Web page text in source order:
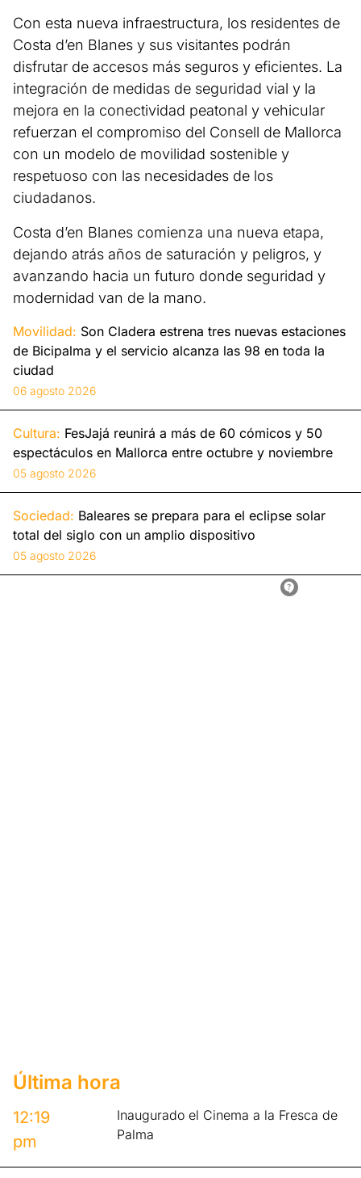
Con esta nueva infraestructura, los residentes de
Costa d’en Blanes y sus visitantes podrán
disfrutar de accesos más seguros y eficientes. La
integración de medidas de seguridad vial y la
mejora en la conectividad peatonal y vehicular
refuerzan el compromiso del Consell de Mallorca
con un modelo de movilidad sostenible y
respetuoso con las necesidades de los
ciudadanos.
Costa d’en Blanes comienza una nueva etapa,
dejando atrás años de saturación y peligros, y
avanzando hacia un futuro donde seguridad y
modernidad van de la mano.
Movilidad: Son Cladera estrena tres nuevas estaciones
de Bicipalma y el servicio alcanza las 98 en toda la
ciudad
06 agosto 2026
Cultura: FesJajá reunirá a más de 60 cómicos y 50
espectáculos en Mallorca entre octubre y noviembre
05 agosto 2026
Sociedad: Baleares se prepara para el eclipse solar
total del siglo con un amplio dispositivo
05 agosto 2026
Última hora
12:19
pm
Inaugurado el Cinema a la Fresca de
Palma